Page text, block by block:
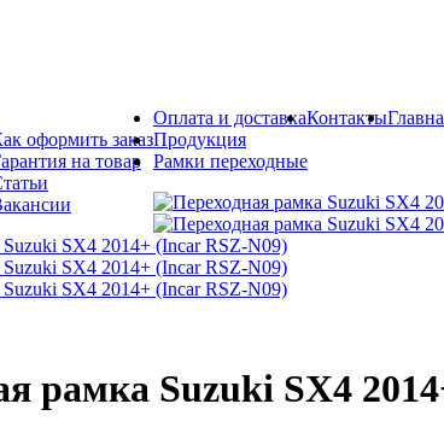
оформить заказ
на товар
Оплата и доставкаКонтакты
Продукция
Рамки переходные
рамка Suzuki SX4